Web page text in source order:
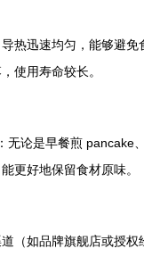
热迅速均匀，能够避
使用寿命较长。
无论是早餐煎 pancake
更好地保留食材原味。
（如品牌旗舰店或授